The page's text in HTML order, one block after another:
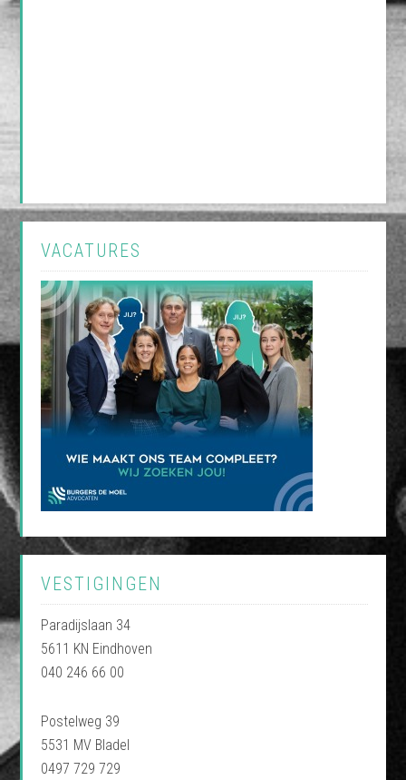
VACATURES
VESTIGINGEN
Paradijslaan 34
5611 KN Eindhoven
040 246 66 00
Postelweg 39
5531 MV Bladel
0497 729 729